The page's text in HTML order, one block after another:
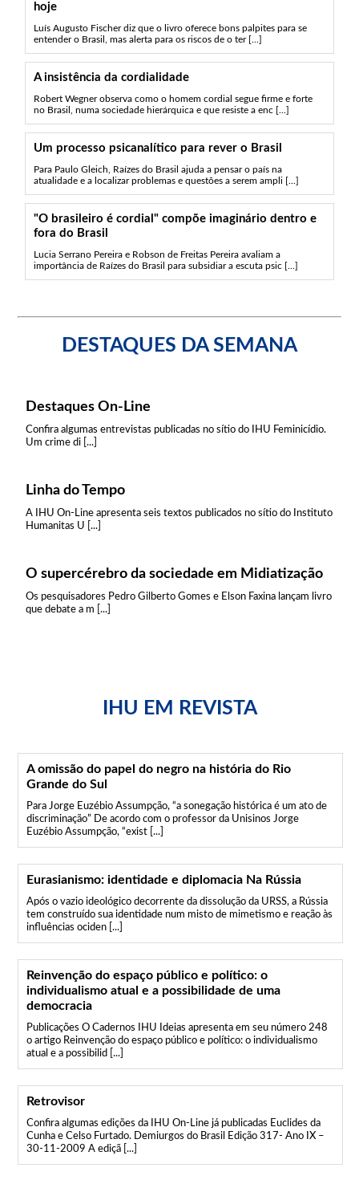
hoje
Luís Augusto Fischer diz que o livro oferece bons palpites para se
entender o Brasil, mas alerta para os riscos de o ter [...]
A insistência da cordialidade
Robert Wegner observa como o homem cordial segue firme e forte
no Brasil, numa sociedade hierárquica e que resiste a enc [...]
Um processo psicanalítico para rever o Brasil
Para Paulo Gleich, Raízes do Brasil ajuda a pensar o país na
atualidade e a localizar problemas e questões a serem ampli [...]
"O brasileiro é cordial" compõe imaginário dentro e
fora do Brasil
Lucia Serrano Pereira e Robson de Freitas Pereira avaliam a
importância de Raízes do Brasil para subsidiar a escuta psic [...]
DESTAQUES DA SEMANA
Destaques On-Line
Confira algumas entrevistas publicadas no sítio do IHU Feminicídio.
Um crime di [...]
Linha do Tempo
A IHU On-Line apresenta seis textos publicados no sítio do Instituto
Humanitas U [...]
O supercérebro da sociedade em Midiatização
Os pesquisadores Pedro Gilberto Gomes e Elson Faxina lançam livro
que debate a m [...]
IHU EM REVISTA
A omissão do papel do negro na história do Rio
Grande do Sul
Para Jorge Euzébio Assumpção, “a sonegação histórica é um ato de
discriminação” De acordo com o professor da Unisinos Jorge
Euzébio Assumpção, “exist [...]
Eurasianismo: identidade e diplomacia Na Rússia
Após o vazio ideológico decorrente da dissolução da URSS, a Rússia
tem construído sua identidade num misto de mimetismo e reação às
influências ociden [...]
Reinvenção do espaço público e político: o
individualismo atual e a possibilidade de uma
democracia
Publicações O Cadernos IHU Ideias apresenta em seu número 248
o artigo Reinvenção do espaço público e político: o individualismo
atual e a possibilid [...]
Retrovisor
Confira algumas edições da IHU On-Line já publicadas Euclides da
Cunha e Celso Furtado. Demiurgos do Brasil Edição 317- Ano IX –
30-11-2009 A ediçã [...]